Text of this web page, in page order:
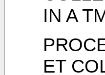
IN A
ET